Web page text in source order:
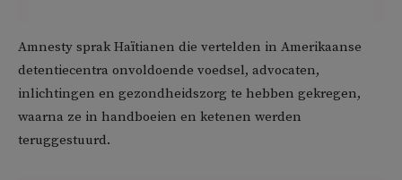
Amnesty sprak Haïtianen die vertelden in Amerikaanse
detentiecentra onvoldoende voedsel, advocaten,
inlichtingen en gezondheidszorg te hebben gekregen,
waarna ze in handboeien en ketenen werden
teruggestuurd.